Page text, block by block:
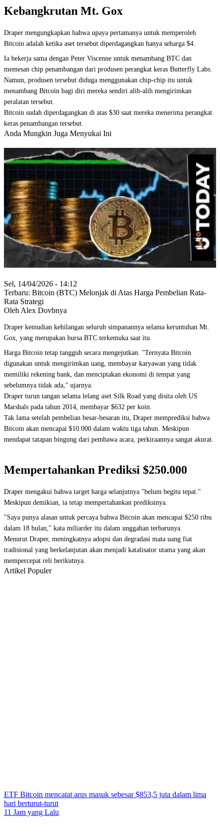
Kebangkrutan Mt. Gox
Draper mengungkapkan bahwa upaya pertamanya untuk memperoleh
Bitcoin adalah ketika aset tersebut diperdagangkan hanya seharga $4.
Ia bekerja sama dengan Peter Viscenne untuk menambang BTC dan
memesan chip penambangan dari produsen perangkat keras Butterfly Labs.
Namun, produsen tersebut diduga menggunakan chip-chip itu untuk
menambang Bitcoin bagi diri mereka sendiri alih-alih mengirimkan
peralatan tersebut.
Bitcoin sudah diperdagangkan di atas $30 saat mereka menerima perangkat
keras penambangan tersebut.
Anda Mungkin Juga Menyukai Ini
Sel, 14/04/2026 - 14:12
Terbaru: Bitcoin (BTC) Melonjak di Atas Harga Pembelian Rata-
Rata Strategi
Oleh Alex Dovbnya
Draper kemudian kehilangan seluruh simpanannya selama keruntuhan Mt.
Gox, yang merupakan bursa BTC terkemuka saat itu.
Harga Bitcoin tetap tangguh secara mengejutkan. "Ternyata Bitcoin
digunakan untuk mengirimkan uang, membayar karyawan yang tidak
memiliki rekening bank, dan menciptakan ekonomi di tempat yang
sebelumnya tidak ada," ujarnya.
Draper turun tangan selama lelang aset Silk Road yang disita oleh US
Marshals pada tahun 2014, membayar $632 per koin.
Tak lama setelah pembelian besar-besaran itu, Draper memprediksi bahwa
Bitcoin akan mencapai $10.000 dalam waktu tiga tahun. Meskipun
mendapat tatapan bingung dari pembawa acara, perkiraannya sangat akurat.
Mempertahankan Prediksi $250.000
Draper mengakui bahwa target harga selanjutnya "belum begitu tepat."
Meskipun demikian, ia tetap mempertahankan prediksinya.
"Saya punya alasan untuk percaya bahwa Bitcoin akan mencapai $250 ribu
dalam 18 bulan," kata miliarder itu dalam unggahan terbarunya.
Menurut Draper, meningkatnya adopsi dan degradasi mata uang fiat
tradisional yang berkelanjutan akan menjadi katalisator utama yang akan
mempercepat reli berikutnya.
Artikel Populer
ETF Bitcoin mencatat arus masuk sebesar $853,5 juta dalam lima
hari berturut-turut
11 Jam yang Lalu